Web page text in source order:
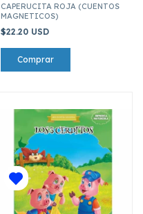
CAPERUCITA ROJA (CUENTOS
MAGNETICOS)
$22.20 USD